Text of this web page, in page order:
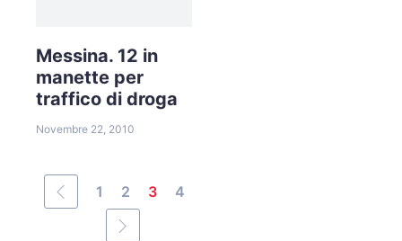
Messina. 12 in
manette per
traffico di droga
Novembre 22, 2010
1 2 3 4